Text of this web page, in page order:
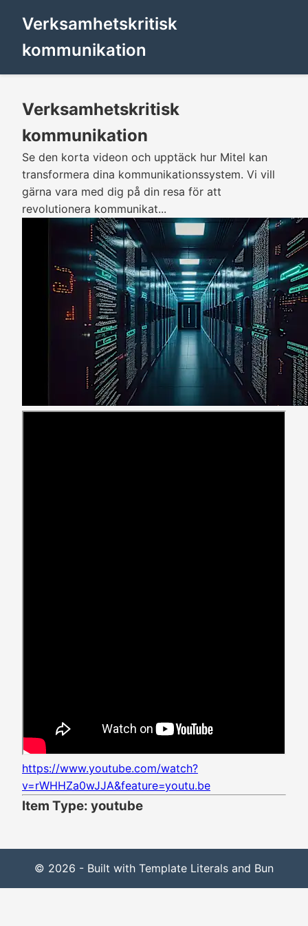
Verksamhetskritisk
kommunikation
Verksamhetskritisk
kommunikation
Se den korta videon och upptäck hur Mitel kan
transformera dina kommunikationssystem. Vi vill
gärna vara med dig på din resa för att
revolutionera kommunikat...
https://www.youtube.com/watch?
v=rWHHZa0wJJA&feature=youtu.be
Item Type: youtube
© 2026 - Built with Template Literals and Bun